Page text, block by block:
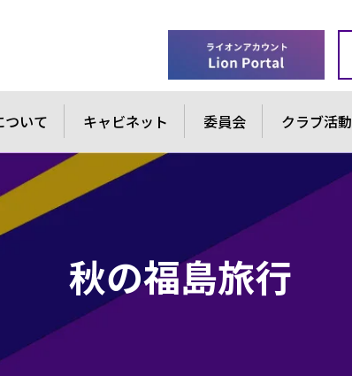
ついて キャビネット 委員会 クラブ活動
秋の福島旅行